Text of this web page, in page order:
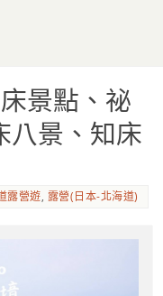
景點、祕
八景、知床
露營遊, 露營(日本-北海道)